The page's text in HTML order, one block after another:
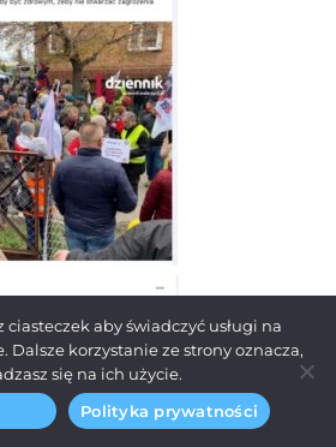
ciasteczek aby świadczyć usługi na
Dalsze korzystanie ze strony oznacza,
się na ich użycie.
Polityka prywatności